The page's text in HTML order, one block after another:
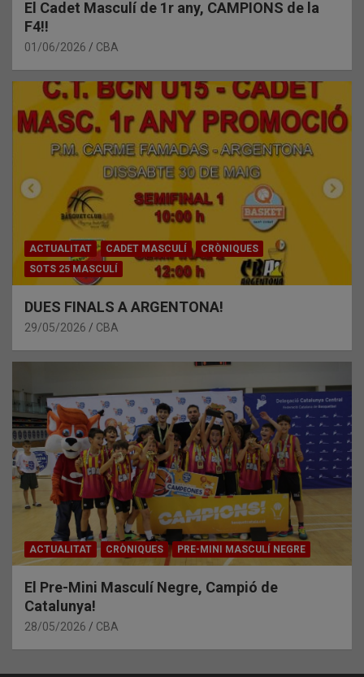
El Cadet Masculí de 1r any, CAMPIONS de la
F4!!
01/06/2026 CBA
ACTUALITAT CADET MASCULÍ
CRÒNIQUES
SOTS 25 MASCULÍ
DUES FINALS A ARGENTONA!
29/05/2026 CBA
ACTUALITAT CRÒNIQUES PRE-MINI MASCULÍ NEGRE
El Pre-Mini Masculí Negre, Campió de
Catalunya!
28/05/2026 CBA